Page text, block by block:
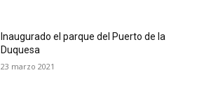
Inaugurado el parque del Puerto de la
Duquesa
23 marzo 2021